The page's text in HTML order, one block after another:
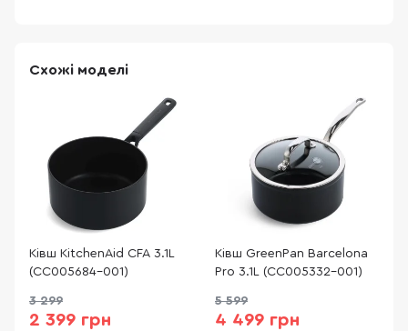
Схожі моделі
Ківш KitchenAid CFA 3.1L
(CC005684-001)
3 299
2 399 грн
Ківш GreenPan Barcelona
Pro 3.1L (CC005332-001)
5 599
4 499 грн